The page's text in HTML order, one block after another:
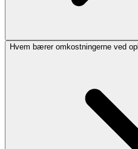
Hvem bærer omkostningerne ved